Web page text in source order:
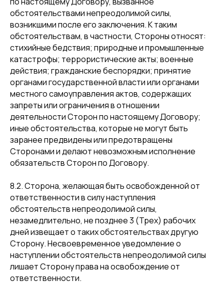
обстоятельствами непреодолимой силы,
возникшими после его заключения. К таким
обстоятельствам, в частности, Стороны относят:
стихийные бедствия; природные и промышленные
катастрофы; террористические акты; военные
действия; гражданские беспорядки; принятие
органами государственной власти или органами
местного самоуправления актов, содержащих
запреты или ограничения в отношении
деятельности Сторон по настоящему Договору;
иные обстоятельства, которые не могут быть
заранее предвидены или предотвращены
Сторонами и делают невозможным исполнение
обязательств Сторон по Договору.
8.2. Сторона, желающая быть освобожденной от
ответственности в силу наступления
обстоятельств непреодолимой силы,
незамедлительно, не позднее 3 (Трех) рабочих
дней извещает о таких обстоятельствах другую
Сторону. Несвоевременное уведомление о
наступлении обстоятельств непреодолимой силы
лишает Сторону права на освобождение от
ответственности.